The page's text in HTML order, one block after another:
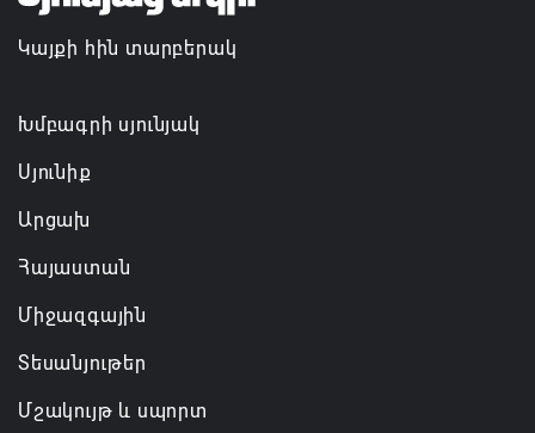
Կայքի հին տարբերակ
Խմբագրի սյունյակ
Սյունիք
Արցախ
Հայաստան
Միջազգային
Տեսանյութեր
Մշակույթ և սպորտ